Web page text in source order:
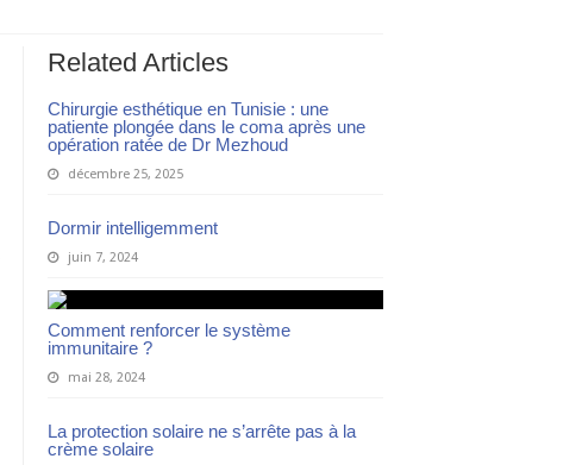
Related Articles
Chirurgie esthétique en Tunisie : une
patiente plongée dans le coma après une
opération ratée de Dr Mezhoud
décembre 25, 2025
Dormir intelligemment
juin 7, 2024
Comment renforcer le système
immunitaire ?
mai 28, 2024
La protection solaire ne s’arrête pas à la
crème solaire